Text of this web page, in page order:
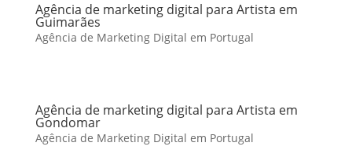
Agência de marketing digital para Artista em
Guimarães
Agência de Marketing Digital em Portugal
Agência de marketing digital para Artista em
Gondomar
Agência de Marketing Digital em Portugal